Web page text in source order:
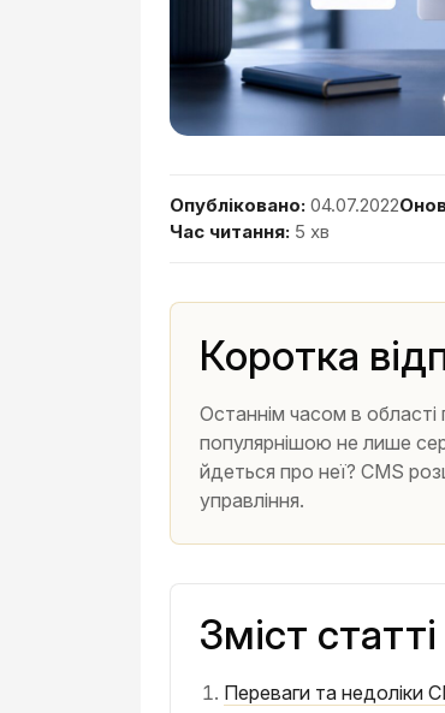
Опубліковано: 04.07.2022
Час читання: 5 хв
Коротка
Останнім часом в
популярнішою не лише
йдеться про неї? CMS
управління.
Зміст статті
Переваги та недоліки